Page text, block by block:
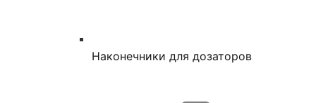
Наконечники для дозаторов